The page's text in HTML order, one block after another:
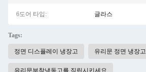
6도어 타입: 글라스
Tags:
정면 디스플레이 냉장고 유리문 정면 냉장고
유리문부착냉동고를 직립시키세요